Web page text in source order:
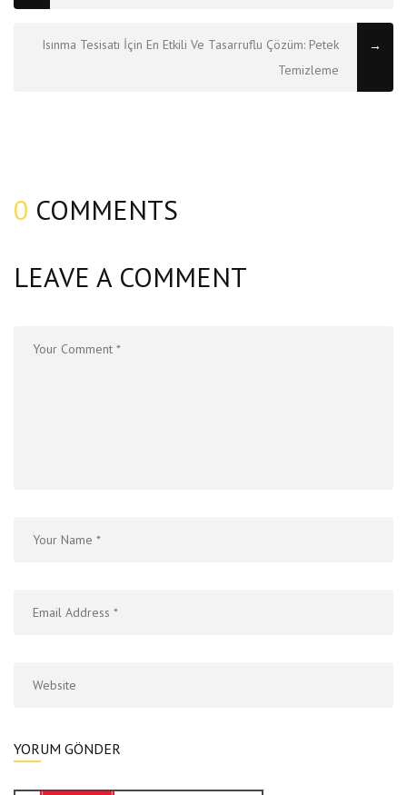
Isınma Tesisatı İçin En Etkili Ve Tasarruflu Çözüm: Petek
Temizleme
→
0 COMMENTS
LEAVE A COMMENT